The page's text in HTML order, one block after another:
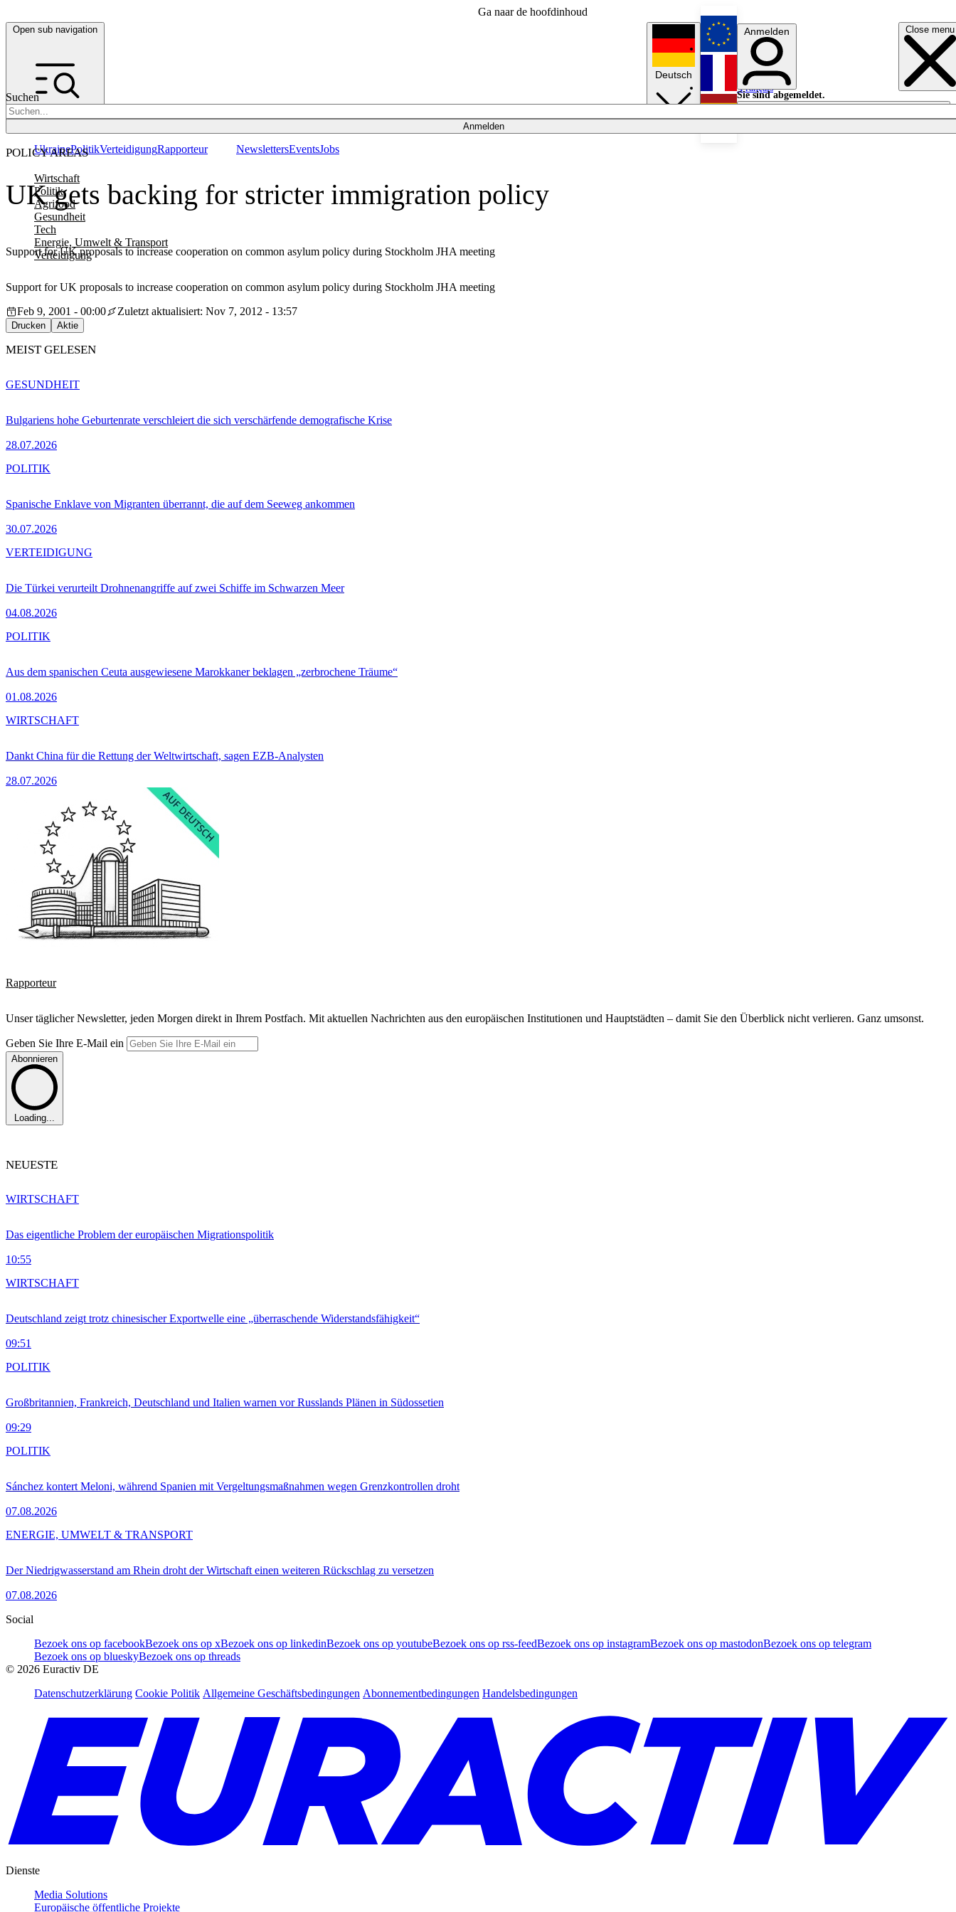
Ga naar de hoofdinhoud
Open sub navigation Close menu
Suchen
Anmelden
POLICY AREAS
Wirtschaft
Politik
Agrifood
Gesundheit
Tech
Energie, Umwelt & Transport
Verteidigung
UkrainePolitikVerteidigungRapporteur NewslettersEventsJobs
Deutsch
English
Français
Anmelden
Sie sind abgemeldet.
Anmelden
Licht aus
UK gets backing for stricter immigration policy
Support for UK proposals to increase cooperation on common asylum policy during Stockholm JHA meeting
Support for UK proposals to increase cooperation on common asylum policy during Stockholm JHA meeting
Feb 9, 2001 - 00:00
Zuletzt aktualisiert: Nov 7, 2012 - 13:57
Drucken Aktie
MEIST GELESEN
Bulgariens hohe Geburtenrate verschleiert die sich verschärfende demografische Krise
28.07.2026
GESUNDHEIT
Spanische Enklave von Migranten überrannt, die auf dem Seeweg ankommen
30.07.2026
POLITIK
Die Türkei verurteilt Drohnenangriffe auf zwei Schiffe im Schwarzen Meer
04.08.2026
VERTEIDIGUNG
Aus dem spanischen Ceuta ausgewiesene Marokkaner beklagen „zerbrochene Träume“
01.08.2026
POLITIK
Dankt China für die Rettung der Weltwirtschaft, sagen EZB-Analysten
28.07.2026
WIRTSCHAFT
Rapporteur
Unser täglicher Newsletter, jeden Morgen direkt in Ihrem Postfach. Mit aktuellen Nachrichten aus den europäischen Institutionen und Hauptstädten – damit Sie den Überblick nicht verlieren. Ganz umsonst.
Geben Sie Ihre E-Mail ein
Abonnieren
Loading...
NEUESTE
Das eigentliche Problem der europäischen Migrationspolitik
10:55
WIRTSCHAFT
Deutschland zeigt trotz chinesischer Exportwelle eine „überraschende Widerstandsfähigkeit“
09:51
WIRTSCHAFT
Großbritannien, Frankreich, Deutschland und Italien warnen vor Russlands Plänen in Südossetien
09:29
POLITIK
Sánchez kontert Meloni, während Spanien mit Vergeltungsmaßnahmen wegen Grenzkontrollen droht
07.08.2026
POLITIK
Der Niedrigwasserstand am Rhein droht der Wirtschaft einen weiteren Rückschlag zu versetzen
07.08.2026
ENERGIE, UMWELT & TRANSPORT
Social
Bezoek ons op facebookBezoek ons op xBezoek ons op linkedinBezoek ons op youtubeBezoek ons op rss-feedBezoek ons op instagramBezoek ons op mastodonBezoek ons op telegram
Bezoek ons op blueskyBezoek ons op threads
© 2026 Euractiv DE
Datenschutzerklärung Cookie Politik Allgemeine Geschäftsbedingungen Abonnementbedingungen Handelsbedingungen
Dienste
Media Solutions
Europäische öffentliche Projekte